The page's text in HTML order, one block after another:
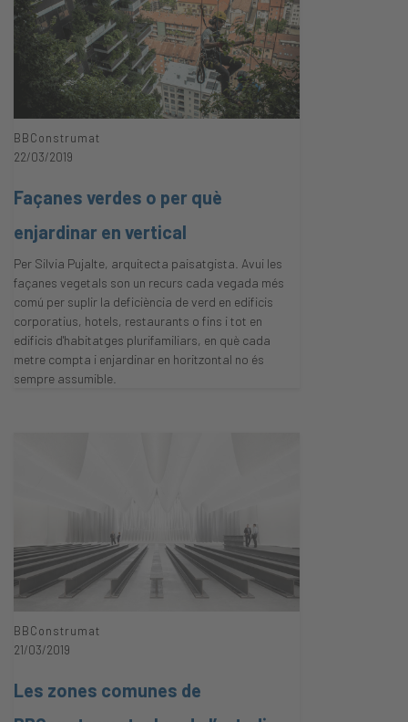
BBConstrumat
22/03/2019
Façanes verdes o per què
enjardinar en vertical
Per Silvia Pujalte, arquitecta paisatgista. Avui les
façanes vegetals son un recurs cada vegada més
comú per suplir la deficiència de verd en edificis
corporatius, hotels, restaurants o fins i tot en
edificis d'habitatges plurifamiliars, en què cada
metre compta i enjardinar en horitzontal no és
sempre assumible.
BBConstrumat
21/03/2019
Les zones comunes de